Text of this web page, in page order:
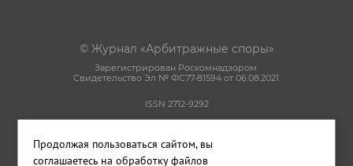
© Журнал «Арбитражные споры»
Зарегистрирован Роскомнадзором.
Свидетельство Эл № ФС77-81594 от 06.08.2021.
ISSN 2712-9292
Пользовательское соглашение
Правила использования материалов сайта
Продолжая пользоваться сайтом, вы
соглашаетесь на обработку файлов